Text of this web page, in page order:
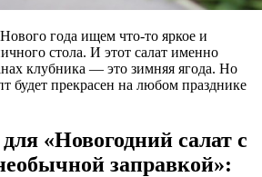
года ищем что-то яркое и
стола. И этот салат именно
клубника — это зимняя ягода. Но
будет прекрасен на любом празднике
«Новогодний салат с
заправкой»: